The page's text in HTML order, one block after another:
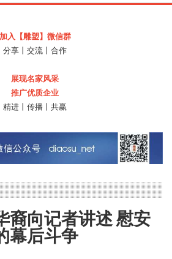
加入【雕塑】微信群
分享丨交流丨合作
展现名家风采
推广优质企业
精进丨传播丨共赢
裔向记者讲述 慰安
幕后斗争